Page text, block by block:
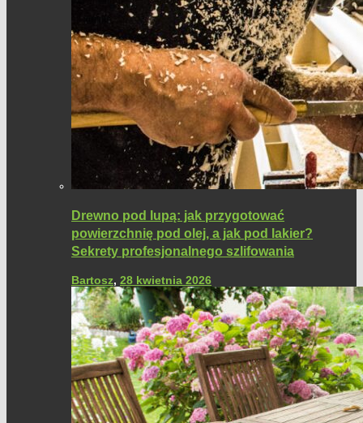
Drewno pod lupą: jak przygotować
powierzchnię pod olej, a jak pod lakier?
Sekrety profesjonalnego szlifowania
Bartosz, 28 kwietnia 2026